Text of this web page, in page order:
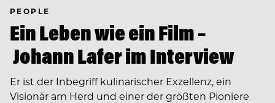
PEOPLE
Ein Leben wie ein Film –
Johann Lafer im Interview
Er ist der Inbegriff kulinarischer Exzellenz, ein
Visionär am Herd und einer der größten Pioniere